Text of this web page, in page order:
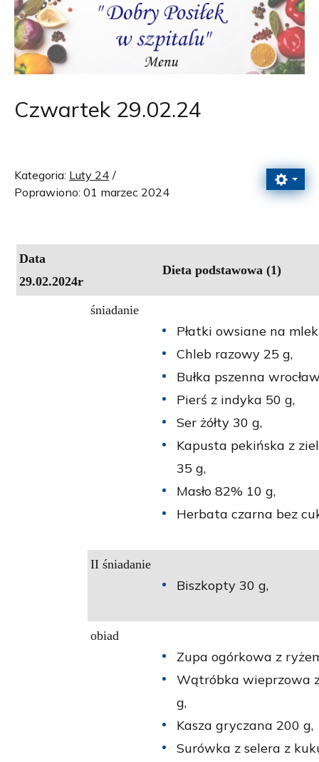
Czwartek 29.02.24
Kategoria: Luty 24
Poprawiono: 01 marzec 2024
Data
29.02.2024r
Dieta podstawowa (1)
śniadanie
Płatki owsiane na
Chleb razowy 25 g,
Bułka pszenna
Pierś z indyka 50 g,
Ser żółty 30 g,
Kapusta pekińska z
35 g,
Masło 82% 10 g,
Herbata czarna bez
II śniadanie
Biszkopty 30 g,
obiad
Zupa ogórkowa z
Wątróbka wieprzowa
g,
Kasza gryczana 200 g,
Surówka z selera z